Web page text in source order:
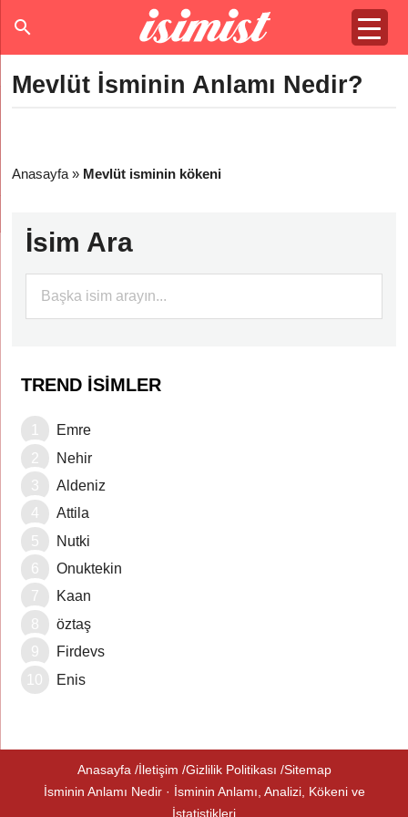
Mevlüt İsminin Anlamı Nedir?
Anasayfa » Mevlüt isminin kökeni
İsim Ara
TREND İSIMLER
Emre
Nehir
Aldeniz
Attila
Nutki
Onuktekin
Kaan
öztaş
Firdevs
Enis
Anasayfa İletişim Gizlilik Politikası Sitemap
İsminin Anlamı Nedir · İsminin Anlamı, Analizi, Kökeni ve
İstatistikleri